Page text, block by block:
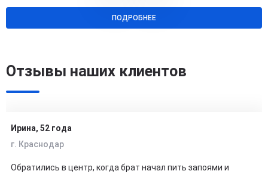
ПОДРОБНЕЕ
Отзывы наших клиентов
Ирина, 52 года
г. Краснодар
Обратились в центр, когда брат начал пить запоями и